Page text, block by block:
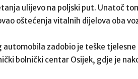
ulijevo na poljski put. Unatoč
oštećenja vitalnih dijelova oba
automobila zadobio je teške
bolnički centar Osijek, gdje je